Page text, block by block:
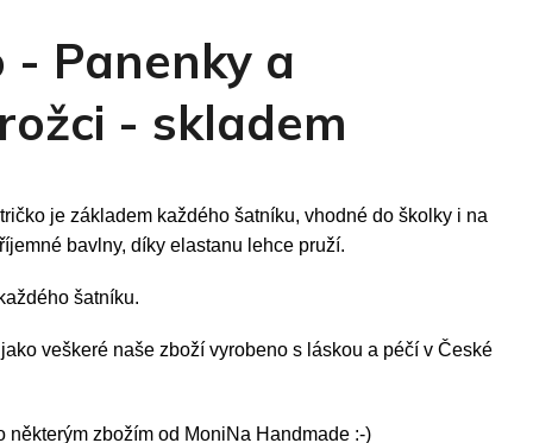
- Panenky a
- skladem
je základem každého šatníku, vhodné do školky i na
bavlny, díky elastanu lehce pruží.
šatníku.
veškeré naše zboží vyrobeno s láskou a péčí v České
některým zbožím od MoniNa Handmade :-)